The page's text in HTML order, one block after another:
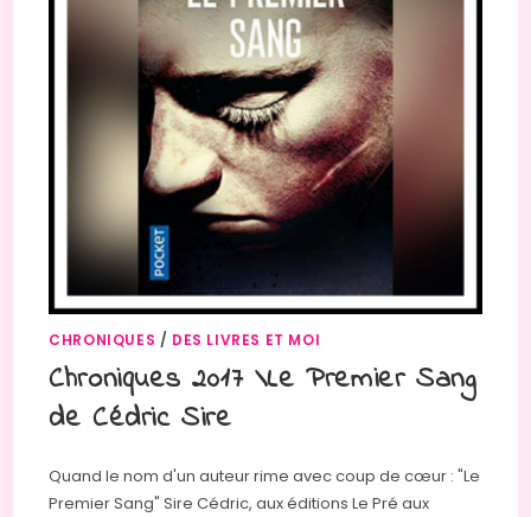
CHRONIQUES / DES LIVRES ET MOI
Chroniques 2017 \Le Premier Sang
de Cédric Sire
Quand le nom d'un auteur rime avec coup de cœur : "Le
Premier Sang" Sire Cédric, aux éditions Le Pré aux